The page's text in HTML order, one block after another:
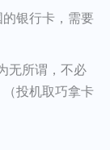
银行卡，需要
无所谓，不必
投机取巧拿卡